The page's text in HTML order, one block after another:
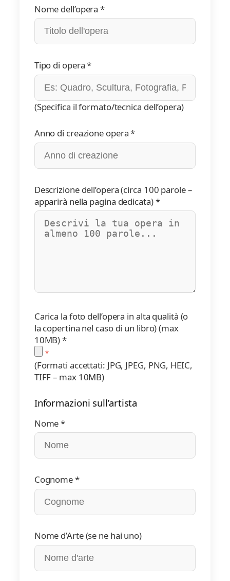
Nome dell’opera *
Tipo di opera *
(Specifica il formato/tecnica dell’opera)
Anno di creazione opera *
Descrizione dell’opera (circa 100 parole –
apparirà nella pagina dedicata) *
Carica la foto dell’opera in alta qualità (o
la copertina nel caso di un libro) (max
10MB) *
(Formati accettati: JPG, JPEG, PNG, HEIC,
TIFF – max 10MB)
Informazioni sull’artista
Nome *
Cognome *
Nome d’Arte (se ne hai uno)